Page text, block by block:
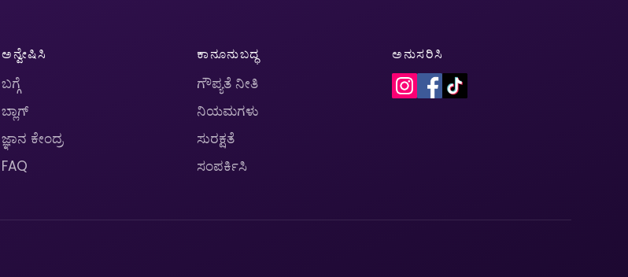
ಅನ್ವೇಷಿಸಿ
ಬಗ್ಗೆ
ಬ್ಲಾಗ್
ಜ್ಞಾನ ಕೇಂದ್ರ
FAQ
ಕಾನೂನುಬದ್ಧ
ಗೌಪ್ಯತೆ ನೀತಿ
ನಿಯಮಗಳು
ಸುರಕ್ಷತೆ
ಸಂಪರ್ಕಿಸಿ
ಅನುಸರಿಸಿ